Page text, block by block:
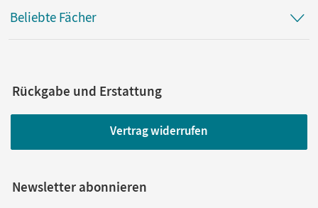
Beliebte Fächer
Rückgabe und Erstattung
Vertrag widerrufen
Newsletter abonnieren